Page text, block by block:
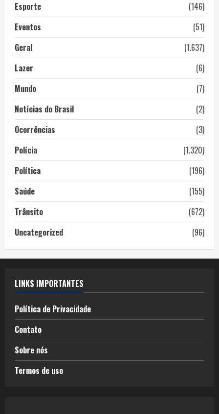
Esporte
(146)
Eventos
(51)
Geral
(1.637)
Lazer
(6)
Mundo
(7)
Notícias do Brasil
(2)
Ocorrências
(3)
Polícia
(1.320)
Política
(196)
Saúde
(155)
Trânsito
(672)
Uncategorized
(96)
LINKS IMPORTANTES
Política de Privacidade
Contato
Sobre nós
Termos de uso